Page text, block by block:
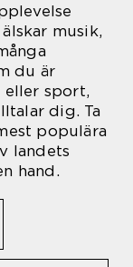
musik,
du är
eller sport,
dig. Ta
populära
landets
hand.